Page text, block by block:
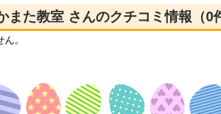
また教室 さんのクチコミ情報（0
。